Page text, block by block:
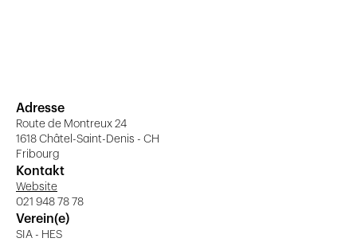
Adresse
Route de Montreux 24
1618 Châtel-Saint-Denis - CH
Fribourg
Kontakt
Website
021 948 78 78
Verein(e)
SIA - HES